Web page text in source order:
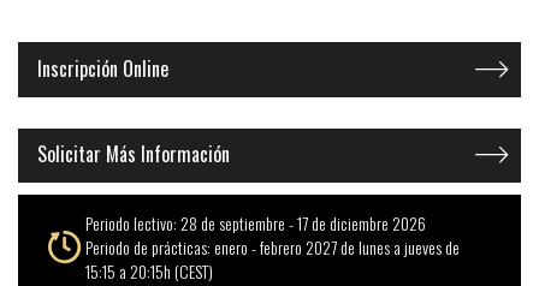
Inscripción Online
Solicitar Más Información
Periodo lectivo: 28 de septiembre - 17 de diciembre 2026
Periodo de prácticas: enero - febrero 2027 de lunes a jueves de
15:15 a 20:15h (CEST)